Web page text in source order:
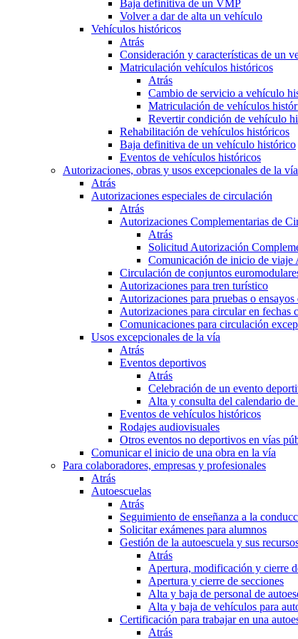
Baja definitiva de un VMP
Volver a dar de alta un vehículo
Vehículos históricos
Atrás
Consideración y características de un
Matriculación vehículos históricos
Atrás
Cambio de servicio a vehículo
Matriculación de vehículos
Revertir condición de vehículo
Rehabilitación de vehículos históricos
Baja definitiva de un vehículo histórico
Eventos de vehículos históricos
Autorizaciones, obras y usos excepcionales de la vía
Atrás
Autorizaciones especiales de circulación
Atrás
Autorizaciones Complementarias de
Atrás
Solicitud Autorización
Comunicación de inicio de viaje
Circulación de conjuntos
Autorizaciones para tren turístico
Autorizaciones para pruebas o
Autorizaciones para circular en fechas
Comunicaciones para circulación
Usos excepcionales de la vía
Atrás
Eventos deportivos
Atrás
Celebración de un evento
Alta y consulta del calendario de
Eventos de vehículos históricos
Rodajes audiovisuales
Otros eventos no deportivos en vías
Comunicar el inicio de una obra en la vía
Para colaboradores, empresas y profesionales
Atrás
Autoescuelas
Atrás
Seguimiento de enseñanza a la
Solicitar exámenes para alumnos
Gestión de la autoescuela y sus
Atrás
Apertura, modificación y cierre
Apertura y cierre de secciones
Alta y baja de personal de
Alta y baja de vehículos para
Certificación para trabajar en una
Atrás